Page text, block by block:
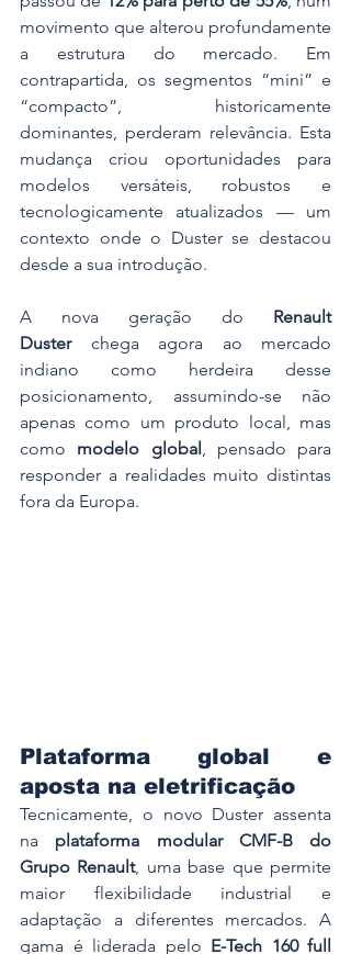
movimento que alterou profundamente
a estrutura do mercado. Em
contrapartida, os segmentos “mini” e
“compacto”, historicamente
dominantes, perderam relevância. Esta
mudança criou oportunidades para
modelos versáteis, robustos e
tecnologicamente atualizados — um
contexto onde o Duster se destacou
desde a sua introdução.
A nova geração do Renault
Duster chega agora ao mercado
indiano como herdeira desse
posicionamento, assumindo-se não
apenas como um produto local, mas
como modelo global , pensado para
responder a realidades muito distintas
fora da Europa.
Plataforma global e
aposta na eletrificação
Tecnicamente, o novo Duster assenta
na plataforma modular CMF-B do
Grupo Renault, uma base que permite
maior flexibilidade industrial e
adaptação a diferentes mercados. A
gama é liderada pelo E-Tech 160 full